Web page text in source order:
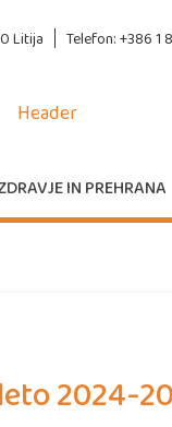
Litija Telefon: +386 1
IN PREHRANA
2024-